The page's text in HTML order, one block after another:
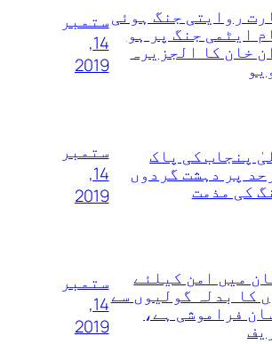
روایتی جنگ ہوئی
ایٹمی جنگ پر ہو
خان کا الجزیرہ
ستمبر
14,
2019
پنجاب کی پاک
پر دہشت گردوں
کی مذمت
ستمبر
14,
2019
میں امن کیلئے
کا بدلہ گولیوں سے
فراموشی ہے،
ستمبر
14,
2019